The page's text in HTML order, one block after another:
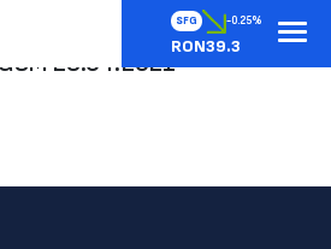
SFG -0.25%
RON39.3
28.04.2021